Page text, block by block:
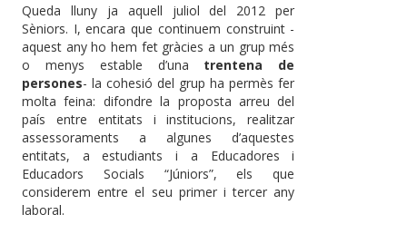
Queda lluny ja aquell juliol del 2012 per
Sèniors. I, encara que continuem construint -
aquest any ho hem fet gràcies a un grup més
o menys estable d’una trentena de
persones- la cohesió del grup ha permès fer
molta feina: difondre la proposta arreu del
país entre entitats i institucions, realitzar
assessoraments a algunes d’aquestes
entitats, a estudiants i a Educadores i
Educadors Socials “Júniors”, els que
considerem entre el seu primer i tercer any
laboral.